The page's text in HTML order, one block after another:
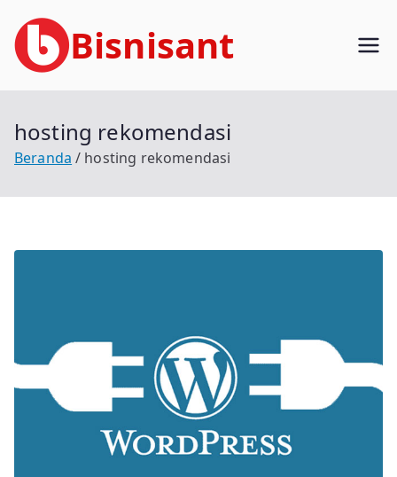
ke
konten
Bisnisant
hosting rekomendasi
Beranda hosting rekomendasi